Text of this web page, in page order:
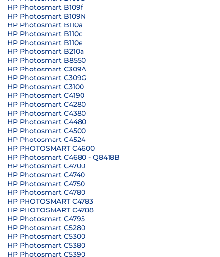
HP Photosmart B109f
HP Photosmart B109N
HP Photosmart B110a
HP Photosmart B110c
HP Photosmart B110e
HP Photosmart B210a
HP Photosmart B8550
HP Photosmart C309A
HP Photosmart C309G
HP Photosmart C3100
HP Photosmart C4190
HP Photosmart C4280
HP Photosmart C4380
HP Photosmart C4480
HP Photosmart C4500
HP Photosmart C4524
HP PHOTOSMART C4600
HP Photosmart C4680 - Q8418B
HP Photosmart C4700
HP Photosmart C4740
HP Photosmart C4750
HP Photosmart C4780
HP PHOTOSMART C4783
HP PHOTOSMART C4788
HP Photosmart C4795
HP Photosmart C5280
HP Photosmart C5300
HP Photosmart C5380
HP Photosmart C5390